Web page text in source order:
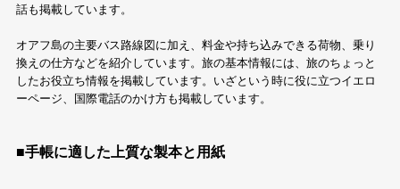
話も掲載しています。
オアフ島の主要バス路線図に加え、料金や持ち込みできる荷物、乗り
換えの仕方などを紹介しています。旅の基本情報には、旅のちょっと
したお役立ち情報を掲載しています。いざという時に役に立つイエロ
ーページ、国際電話のかけ方も掲載しています。
■手帳に適した上質な製本と用紙